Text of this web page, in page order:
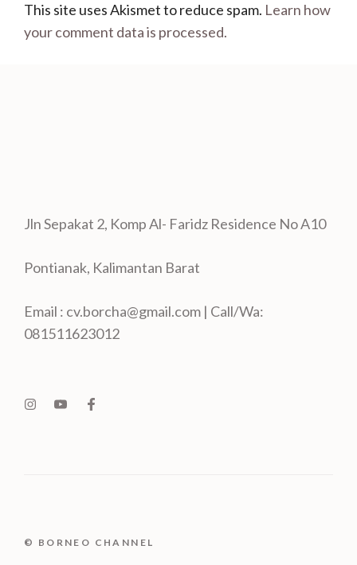
This site uses Akismet to reduce spam. Learn how
your comment data is processed.
Jln Sepakat 2, Komp Al- Faridz Residence No A10
Pontianak, Kalimantan Barat
Email : cv.borcha@gmail.com | Call/Wa:
081511623012
© BORNEO CHANNEL